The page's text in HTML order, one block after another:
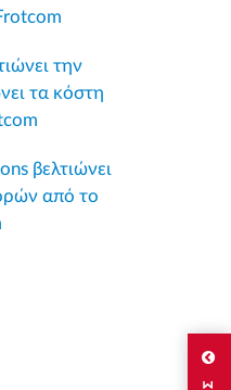
την
τα κόστη
βελτιώνει
από το